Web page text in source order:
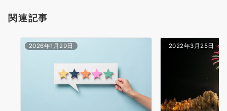
関連記事
2026年1月29日 2022年3月25日